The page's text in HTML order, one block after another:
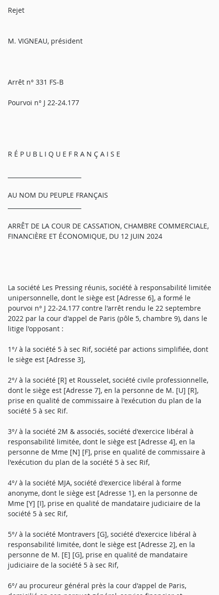
Rejet
M. VIGNEAU, président
Arrêt n° 331 FS-B
Pourvoi n° J 22-24.177
R É P U B L I Q U E F R A N Ç A I S E
AU NOM DU PEUPLE FRANÇAIS
ARRÊT DE LA COUR DE CASSATION, CHAMBRE COMMERCIALE,
FINANCIÈRE ET ÉCONOMIQUE, DU 12 JUIN 2024
La société Les Pressing réunis, société à responsabilité limitée
unipersonnelle, dont le siège est [Adresse 6], a formé le
pourvoi n° J 22-24.177 contre l'arrêt rendu le 22 septembre
2022 par la cour d'appel de Paris (pôle 5, chambre 9), dans le
litige l'opposant :
1°/ à la société 5 à sec Rif, société par actions simplifiée, dont
le siège est [Adresse 3],
2°/ à la société [R] et Rousselet, société civile professionnelle,
dont le siège est [Adresse 7], en la personne de M. [U] [R],
prise en qualité de commissaire à l'exécution du plan de la
société 5 à sec Rif.
3°/ à la société 2M & associés, société d'exercice libéral à
responsabilité limitée, dont le siège est [Adresse 4], en la
personne de Mme [N] [F], prise en qualité de commissaire à
l'exécution du plan de la société 5 à sec Rif,
4°/ à la société MJA, société d'exercice libéral à forme
anonyme, dont le siège est [Adresse 1], en la personne de
Mme [Y] [I], prise en qualité de mandataire judiciaire de la
société 5 à sec Rif,
5°/ à la société Montravers [G], société d'exercice libéral à
responsabilité limitée, dont le siège est [Adresse 2], en la
personne de M. [E] [G], prise en qualité de mandataire
judiciaire de la société 5 à sec Rif,
6°/ au procureur général près la cour d'appel de Paris,